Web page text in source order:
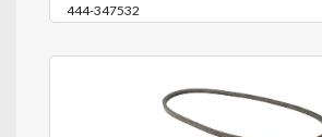
444-347532